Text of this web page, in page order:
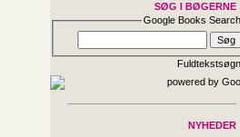
SØG I BØGERNE
Google Books Search
NYHEDER